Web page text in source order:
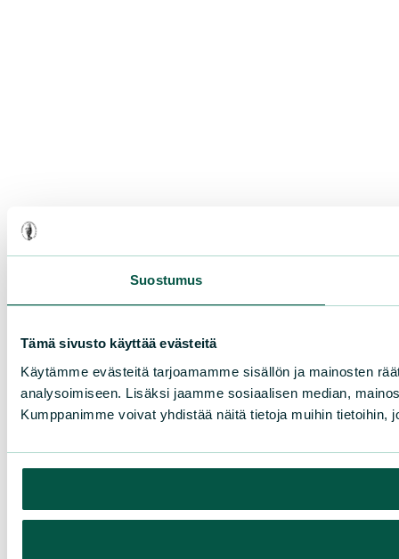
Suostumus
Tämä sivusto käyttää evästeitä
Käytämme evästeitä tarjoamamme sisällön ja mainosten
analysoimiseen. Lisäksi jaamme sosiaalisen median,
Kumppanimme voivat yhdistää näitä tietoja muihin tietoihin,